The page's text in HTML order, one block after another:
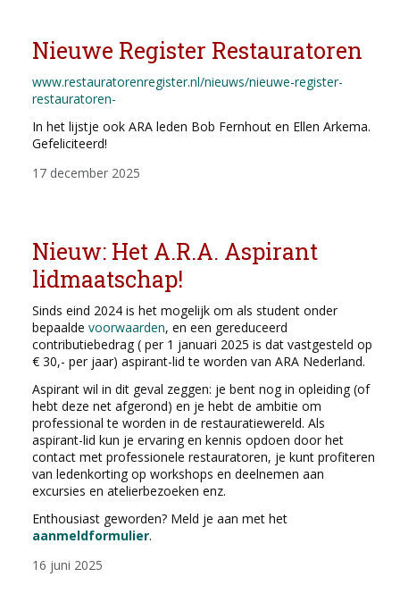
Nieuwe Register Restauratoren
www.restauratorenregister.nl/nieuws/nieuwe-register-
restauratoren-
In het lijstje ook ARA leden Bob Fernhout en Ellen Arkema.
Gefeliciteerd!
17 december 2025
Nieuw: Het A.R.A. Aspirant
lidmaatschap!
Sinds eind 2024 is het mogelijk om als student onder
bepaalde voorwaarden, en een gereduceerd
contributiebedrag ( per 1 januari 2025 is dat vastgesteld op
€ 30,- per jaar) aspirant-lid te worden van ARA Nederland.
Aspirant wil in dit geval zeggen: je bent nog in opleiding (of
hebt deze net afgerond) en je hebt de ambitie om
professional te worden in de restauratiewereld. Als
aspirant-lid kun je ervaring en kennis opdoen door het
contact met professionele restauratoren, je kunt profiteren
van ledenkorting op workshops en deelnemen aan
excursies en atelierbezoeken enz.
Enthousiast geworden? Meld je aan met het
aanmeldformulier.
16 juni 2025